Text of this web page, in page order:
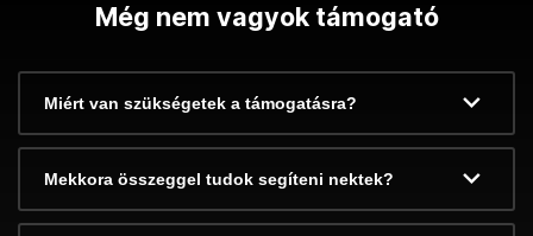
Még nem vagyok támogató
Miért van szükségetek a támogatásra?
Mekkora összeggel tudok segíteni nektek?